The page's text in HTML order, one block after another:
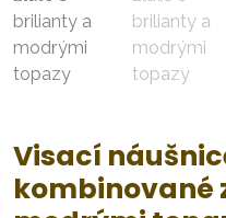
Visací
kombinované